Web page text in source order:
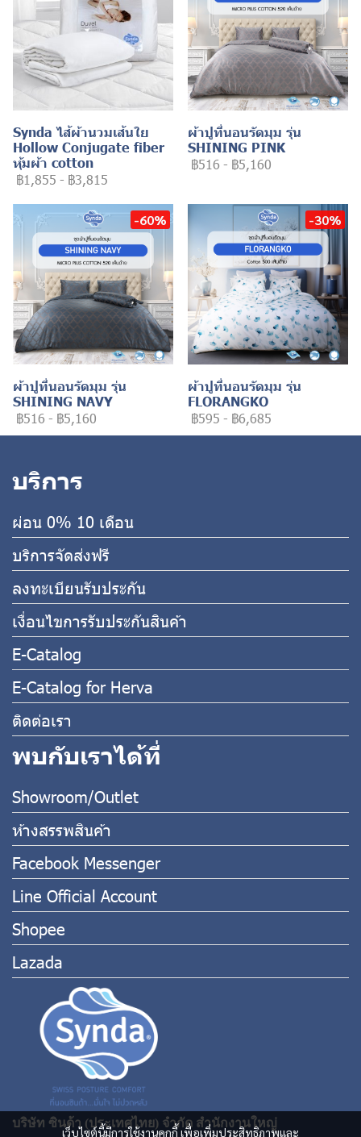
Synda ไส้ผ้านวมเส้นใย
Hollow Conjugate fiber
หุ้มผ้า cotton
฿1,855 - ฿3,815
ผ้าปูที่นอนรัดมุม รุ่น
SHINING PINK
฿516 - ฿5,160
-60%
ผ้าปูที่นอนรัดมุม รุ่น
SHINING NAVY
฿516 - ฿5,160
-30%
ผ้าปูที่นอนรัดมุม รุ่น
FLORANGKO
฿595 - ฿6,685
เว็บไซต์นี้มีการใช้งานคุกกี้ เพื่อเพิ่มประสิทธิภาพและ
บริการ
ผ่อน 0% 10 เดือน
บริการจัดส่งฟรี
ลงทะเบียนรับประกัน
เงื่อนไขการรับประกันสินค้า
E-Catalog
E-Catalog for Herva
ติดต่อเรา
พบกับเราได้ที่
Showroom/Outlet
ห้างสรรพสินค้า
Facebook Messenger
Line Official Account
Shopee
Lazada
บริษัท ซินด้า (ประเทศไทย) จำกัด สำนักงานใหญ่